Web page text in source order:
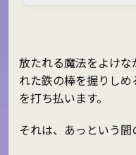
放たれる魔法をよけ
れた鉄の棒を握りし
を打ち払います。
それは、あっという間